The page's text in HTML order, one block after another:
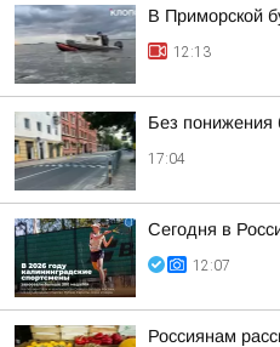
В Приморской
12:13
Без понижения
17:04
Сегодня в
12:07
Россиянам